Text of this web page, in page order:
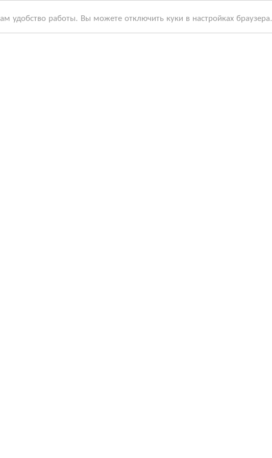
удобство работы. Вы можете отключить куки в настройках браузера.